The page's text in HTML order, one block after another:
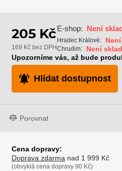
205 Kč
169 Kč bez DPH
E-shop: Není
Hradec Králové:
Chrudim:
Není
Upozorníme vás, až bude
Hlídat dostupnost
Porovnat
Cena dopravy:
Doprava zdarmanad 1 999 Kč
(obvyklá cena dopravy 90 Kč)